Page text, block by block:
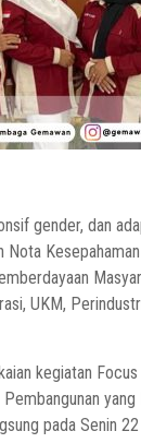
gender, dan
Nota
UKM,
kegiatan
pada Senin